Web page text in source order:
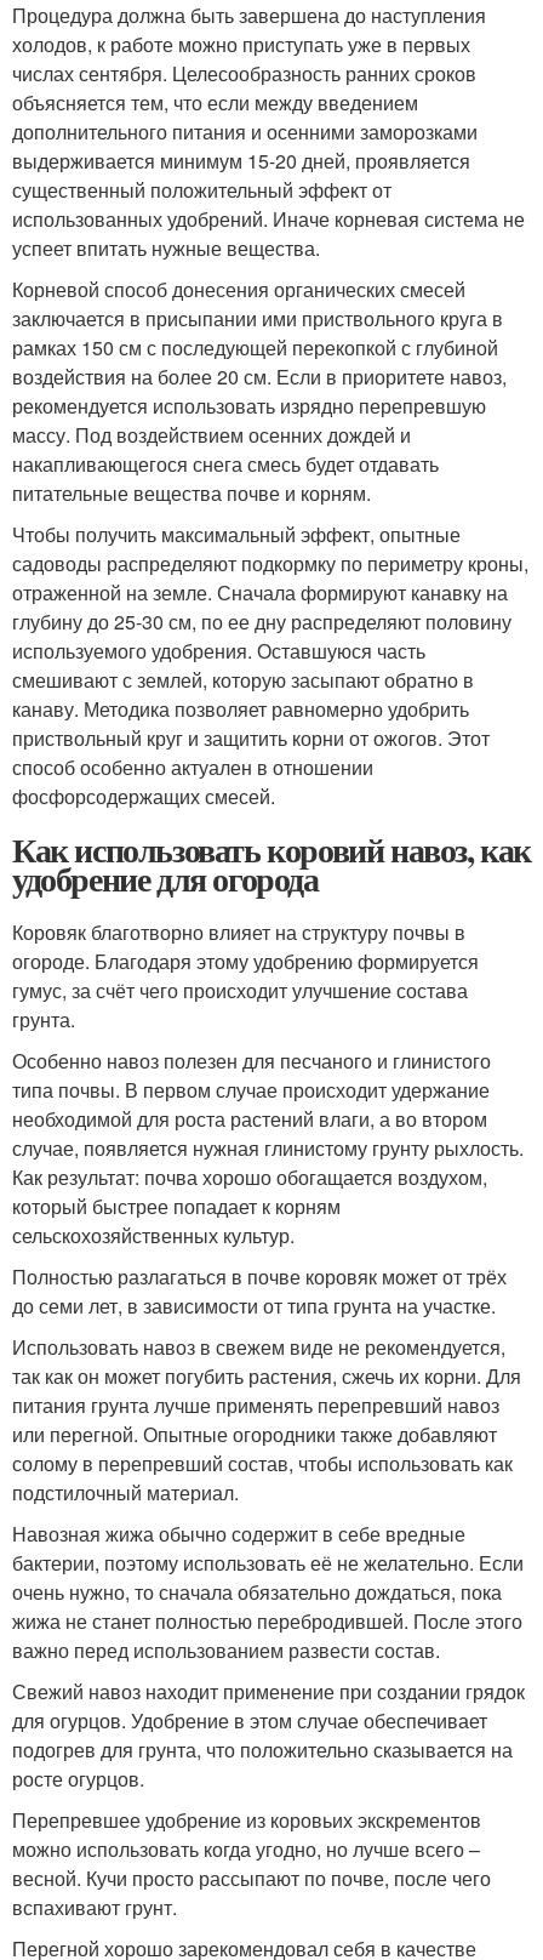
Процедура должна быть завершена до наступления
холодов, к работе можно приступать уже в первых
числах сентября. Целесообразность ранних сроков
объясняется тем, что если между введением
дополнительного питания и осенними заморозками
выдерживается минимум 15-20 дней, проявляется
существенный положительный эффект от
использованных удобрений. Иначе корневая система не
успеет впитать нужные вещества.
Корневой способ донесения органических смесей
заключается в присыпании ими приствольного круга в
рамках 150 см с последующей перекопкой с глубиной
воздействия на более 20 см. Если в приоритете навоз,
рекомендуется использовать изрядно перепревшую
массу. Под воздействием осенних дождей и
накапливающегося снега смесь будет отдавать
питательные вещества почве и корням.
Чтобы получить максимальный эффект, опытные
садоводы распределяют подкормку по периметру кроны,
отраженной на земле. Сначала формируют канавку на
глубину до 25-30 см, по ее дну распределяют половину
используемого удобрения. Оставшуюся часть
смешивают с землей, которую засыпают обратно в
канаву. Методика позволяет равномерно удобрить
приствольный круг и защитить корни от ожогов. Этот
способ особенно актуален в отношении
фосфорсодержащих смесей.
Как использовать коровий навоз, как
удобрение для огорода
Коровяк благотворно влияет на структуру почвы в
огороде. Благодаря этому удобрению формируется
гумус, за счёт чего происходит улучшение состава
грунта.
Особенно навоз полезен для песчаного и глинистого
типа почвы. В первом случае происходит удержание
необходимой для роста растений влаги, а во втором
случае, появляется нужная глинистому грунту рыхлость.
Как результат: почва хорошо обогащается воздухом,
который быстрее попадает к корням
сельскохозяйственных культур.
Полностью разлагаться в почве коровяк может от трёх
до семи лет, в зависимости от типа грунта на участке.
Использовать навоз в свежем виде не рекомендуется,
так как он может погубить растения, сжечь их корни. Для
питания грунта лучше применять перепревший навоз
или перегной. Опытные огородники также добавляют
солому в перепревший состав, чтобы использовать как
подстилочный материал.
Навозная жижа обычно содержит в себе вредные
бактерии, поэтому использовать её не желательно. Если
очень нужно, то сначала обязательно дождаться, пока
жижа не станет полностью перебродившей. После этого
важно перед использованием развести состав.
Свежий навоз находит применение при создании грядок
для огурцов. Удобрение в этом случае обеспечивает
подогрев для грунта, что положительно сказывается на
росте огурцов.
Перепревшее удобрение из коровьих экскрементов
можно использовать когда угодно, но лучше всего –
весной. Кучи просто рассыпают по почве, после чего
вспахивают грунт.
Перегной хорошо зарекомендовал себя в качестве